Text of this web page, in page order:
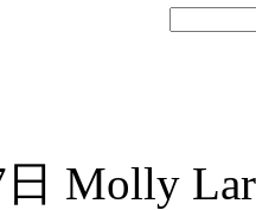
Molly